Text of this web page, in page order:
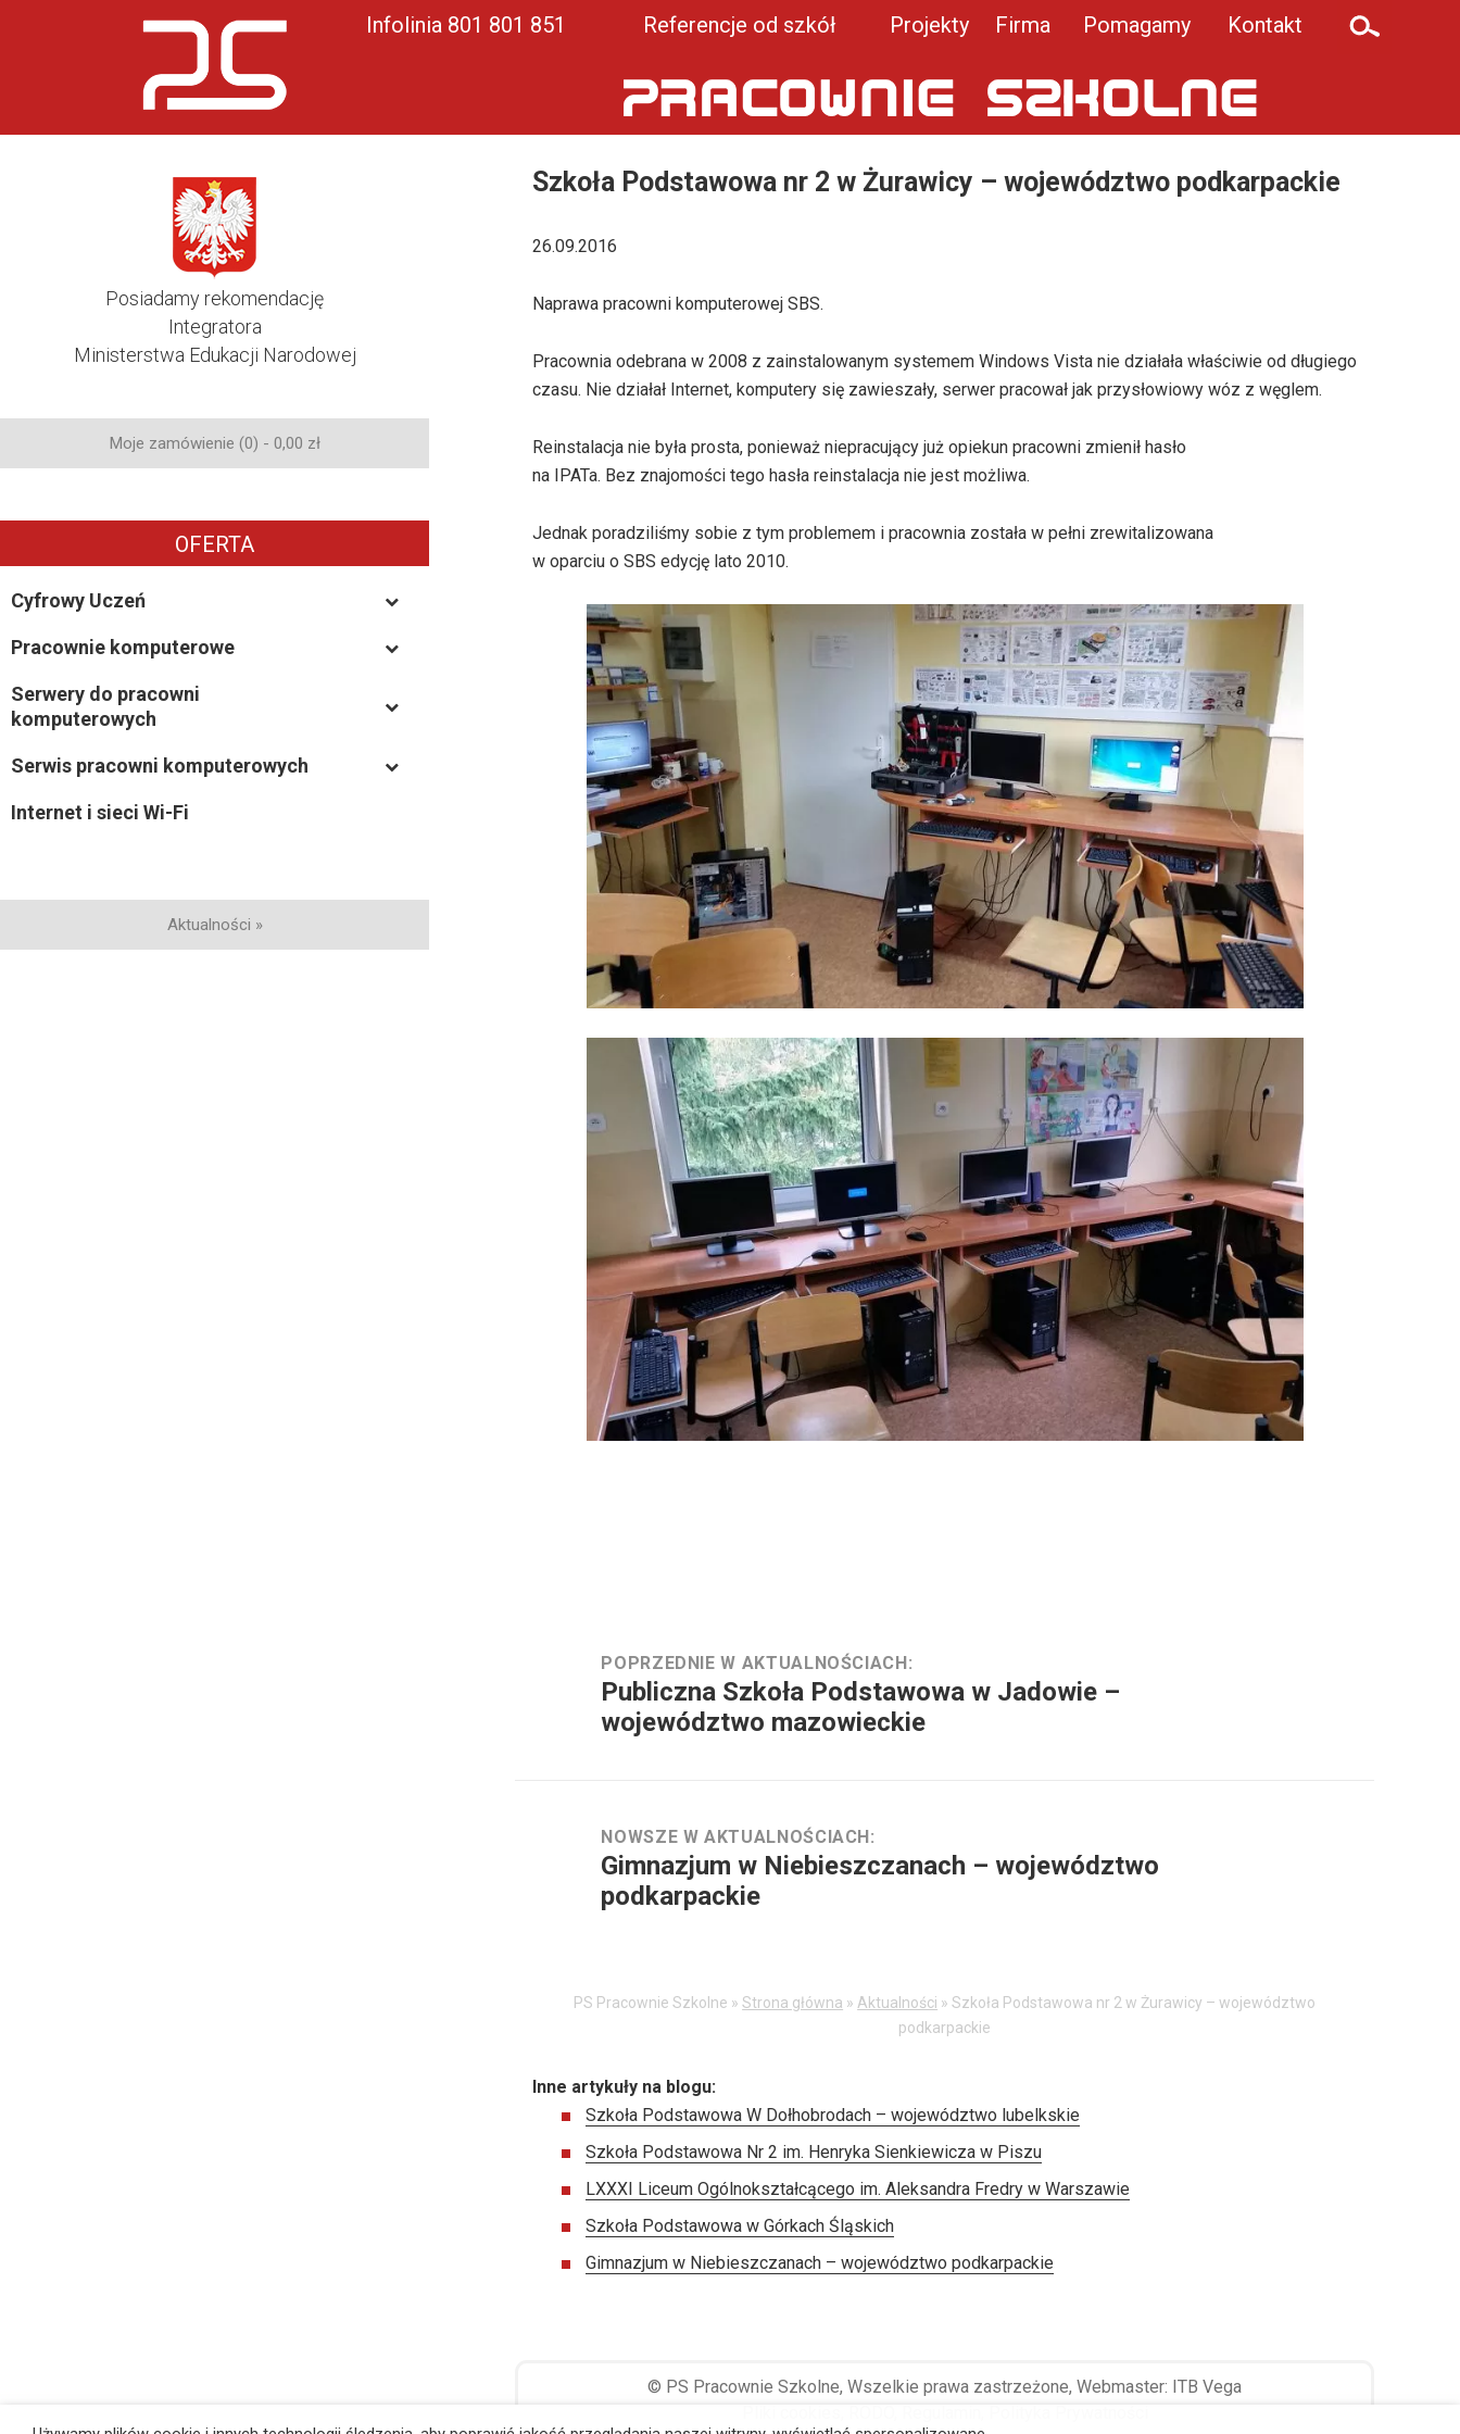
Infolinia 801 801 851 Referencje od szkół Projekty Firma Pomagamy Kontakt
Posiadamy rekomendację
Integratora
Ministerstwa Edukacji Narodowej
Moje zamówienie (0) - 0,00 zł
OFERTA
Cyfrowy Uczeń
Pracownie komputerowe
–
Serwery do pracowni
komputerowych
–
Serwis pracowni komputerowych
–
Internet i sieci Wi-Fi
Aktualności »
Szkoła Podstawowa nr 2 w Żurawicy – województwo podkarpackie
26.09.2016
Naprawa pracowni komputerowej SBS.
Pracownia odebrana w 2008 z zainstalowanym systemem Windows Vista nie działała właściwie od długiego
czasu. Nie działał Internet, komputery się zawieszały, serwer pracował jak przysłowiowy wóz z węglem.
Reinstalacja nie była prosta, ponieważ niepracujący już opiekun pracowni zmienił hasło
na IPATa. Bez znajomości tego hasła reinstalacja nie jest możliwa.
Jednak poradziliśmy sobie z tym problemem i pracownia została w pełni zrewitalizowana
w oparciu o SBS edycję lato 2010.
POPRZEDNIE W AKTUALNOŚCIACH:
Poprzednie
w
Publiczna Szkoła Podstawowa w Jadowie –
województwo mazowieckie
NOWSZE W AKTUALNOŚCIACH:
Nowsze
w
Gimnazjum w Niebieszczanach – województwo
podkarpackie
PS Pracownie Szkolne »Strona główna »Aktualności »Szkoła Podstawowa nr 2 w Żurawicy – województwo
podkarpackie
Inne artykuły na blogu:
Szkoła Podstawowa W Dołhobrodach – województwo lubelkskie
Szkoła Podstawowa Nr 2 im. Henryka Sienkiewicza w Piszu
LXXXI Liceum Ogólnokształcącego im. Aleksandra Fredry w Warszawie
Szkoła Podstawowa w Górkach Śląskich
Gimnazjum w Niebieszczanach – województwo podkarpackie
© PS Pracownie Szkolne, Wszelkie prawa zastrzeżone, Webmaster: ITB Vega